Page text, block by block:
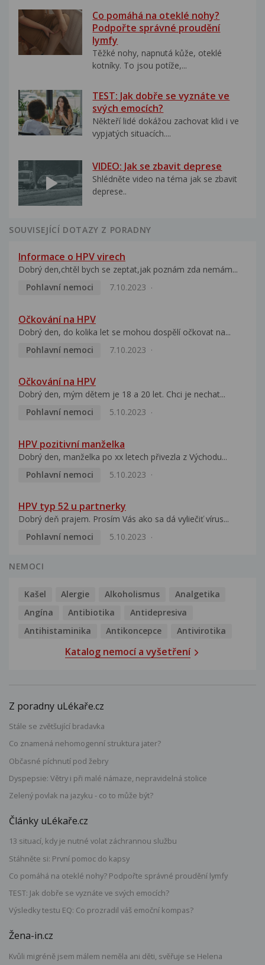
Co pomáhá na oteklé nohy?
Podpořte správné proudění
lymfy
Těžké nohy, napnutá kůže, oteklé
kotníky. To jsou potíže,...
TEST: Jak dobře se vyznáte ve
svých emocích?
Někteří lidé dokážou zachovat klid i ve
vypjatých situacích....
VIDEO: Jak se zbavit deprese
Shlédněte video na téma jak se zbavit
deprese..
SOUVISEJÍCÍ DOTAZY Z PORADNY
Informace o HPV virech
Dobrý den,chtěl bych se zeptat,jak poznám zda nemám...
Pohlavní nemoci
7.10.2023
Očkování na HPV
Dobrý den, do kolika let se mohou dospělí očkovat na...
Pohlavní nemoci
7.10.2023
Očkování na HPV
Dobrý den, mým dětem je 18 a 20 let. Chci je nechat...
Pohlavní nemoci
5.10.2023
HPV pozitivní manželka
Dobrý den, manželka po xx letech přivezla z Východu...
Pohlavní nemoci
5.10.2023
HPV typ 52 u partnerky
Dobrý deň prajem. Prosím Vás ako sa dá vyliečiť vírus...
Pohlavní nemoci
5.10.2023
NEMOCI
Kašel Alergie Alkoholismus
Analgetika
Angína
Antibiotika
Antidepresiva
Antihistaminika
Antikoncepce Antivirotika
Katalog nemocí a vyšetření
Z poradny uLékaře.cz
Stále se zvětšující bradavka
Co znamená nehomogenní struktura jater?
Občasné píchnutí pod žebry
Dyspepsie: Větry i při malé námaze, nepravidelná stolice
Zelený povlak na jazyku - co to může být?
Články uLékaře.cz
13 situací, kdy je nutné volat záchrannou službu
Stáhněte si: První pomoc do kapsy
Co pomáhá na oteklé nohy? Podpořte správné proudění lymfy
TEST: Jak dobře se vyznáte ve svých emocích?
Výsledky testu EQ: Co prozradil váš emoční kompas?
Žena-in.cz
Kvůli migréně jsem málem neměla ani děti, svěřuje se Helena